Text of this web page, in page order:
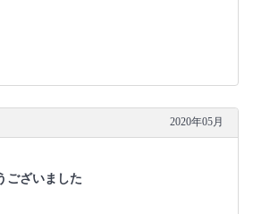
2020年05月
ございました